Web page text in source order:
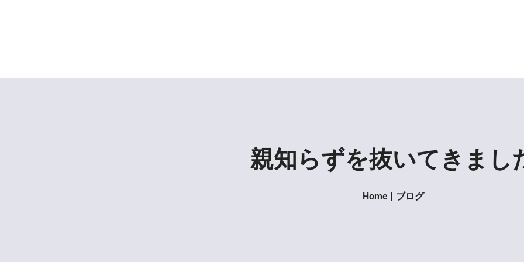
親知らずを抜いてきまし
Home ブログ